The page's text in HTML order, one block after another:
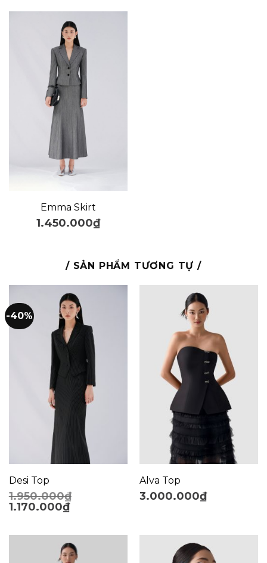
Emma Skirt
1.450.000₫
/ SẢN PHẨM TƯƠNG TỰ /
-40%
Desi Top
1.950.000₫
1.170.000₫
Alva Top
3.000.000₫